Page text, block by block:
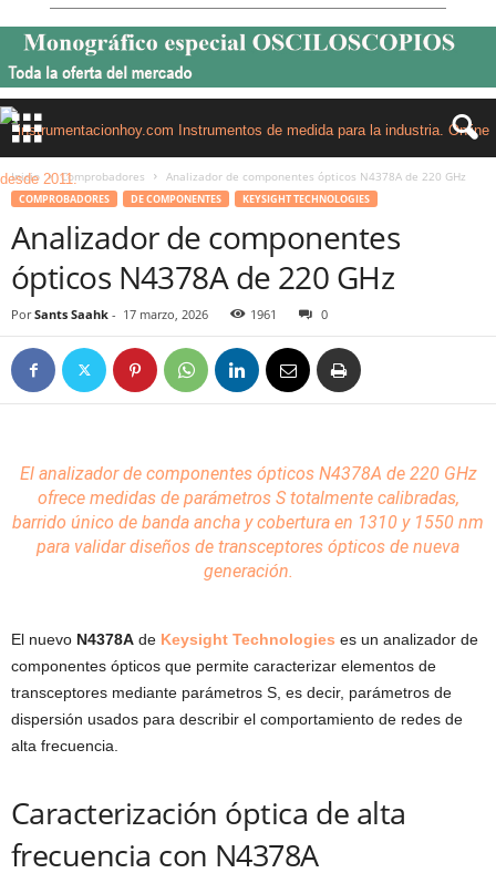
Inicio Comprobadores Analizador de componentes ópticos N4378A de 220 GHz
COMPROBADORES DE COMPONENTES KEYSIGHT TECHNOLOGIES
Analizador de componentes
ópticos N4378A de 220 GHz
Por Sants Saahk - 17 marzo, 2026 1961 0
El analizadorde componentesópticos N4378A de 220 GHz
ofrece medidas de parámetros S totalmente calibradas,
barrido único de banda ancha y cobertura en 1310 y 1550 nm
para validar diseños de transceptores ópticos de nueva
generación.
El nuevo N4378A de Keysight Technologies es un analizador de
componentes ópticos que permite caracterizar elementos de
transceptores mediante parámetros S, es decir, parámetros de
dispersión usados para describir el comportamiento de redes de
alta frecuencia.
Caracterización óptica de alta
frecuencia con N4378A